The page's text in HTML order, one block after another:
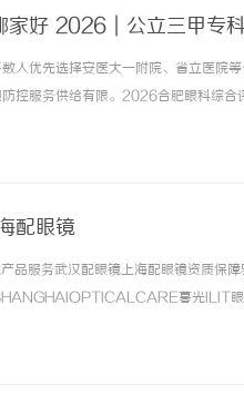
家好 2026｜公立三甲专
眼病一站式指南
人优先选择安医大一附院、省立医院
控服务供给有限。2026合肥眼科综
头部公立三甲，成为近视摘镜、儿童
配眼镜
品服务武汉配眼镜上海配眼镜资质保
暮光ILIT眼
有4家门店。以完整验光、正品镜片